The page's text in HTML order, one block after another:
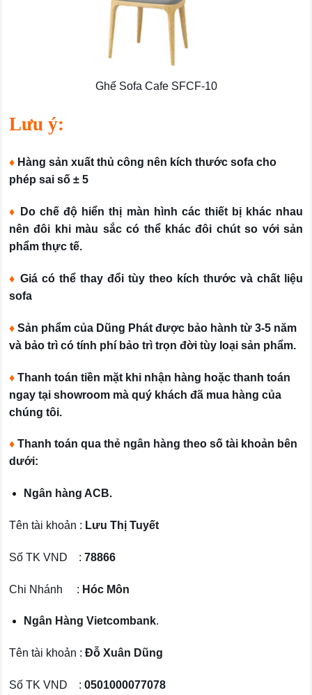
Ghế Sofa Cafe SFCF-10
Lưu ý:
♦ Hàng sản xuất thủ công nên kích thước sofa cho
phép sai số ± 5
♦
Do chế độ hiển thị màn hình các thiết bị khác nhau
nên đôi khi màu sắc có thể khác đôi chút so với sản
phẩm thực tế.
♦ Giá có thể thay đổi tùy theo kích thước và chất liệu
sofa
♦ Sản phẩm của Dũng Phát được bảo hành từ 3-5 năm
và bảo trì có tính phí bảo trì trọn đời tùy loại sản phẩm.
♦ Thanh toán tiền mặt khi nhận hàng hoặc thanh toán
ngay tại showroom mà quý khách đã mua hàng của
chúng tôi.
♦ Thanh toán qua thẻ ngân hàng theo số tài khoản bên
dưới:
Ngân hàng ACB.
Tên tài khoản : Lưu Thị Tuyết
Số TK VND : 78866
Chi Nhánh : Hóc Môn
Ngân Hàng Vietcombank.
Tên tài khoản : Đỗ Xuân Dũng
Số TK VND : 0501000077078